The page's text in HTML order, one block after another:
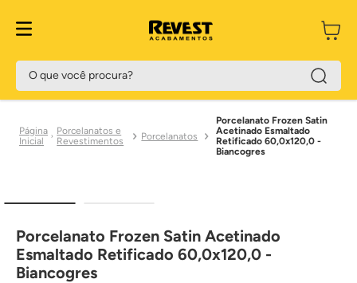
O que você procura?
Porcelanatos e
Revestimentos
Porcelanatos
Porcelanato Frozen Satin
Acetinado Esmaltado
Retificado 60,0x120,0 -
Biancogres
Porcelanato Frozen Satin Acetinado
Esmaltado Retificado 60,0x120,0 -
Biancogres